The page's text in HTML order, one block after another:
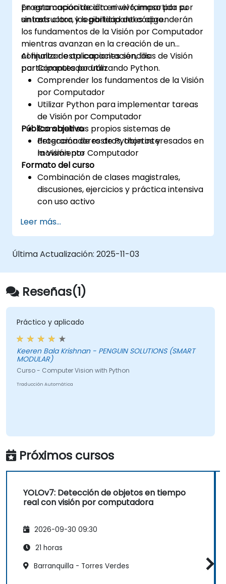
programación de alto nivel famoso por su
sintaxis clara y legibilidad del código.
En esta capacitación en vivo, impartida por
un instructor, los participantes aprenderán
los fundamentos de la Visión por Computador
mientras avanzan en la creación de un
conjunto de aplicaciones sencillas de Visión
por Computador utilizando Python.
Al finalizar esta capacitación, los
participantes podrán:
Comprender los fundamentos de la Visión
por Computador
Utilizar Python para implementar tareas
de Visión por Computador
Construir sus propios sistemas de
detección de rostros, objetos y
movimiento
Público objetivo
Programadores de Python interesados en
la Visión por Computador
Formato del curso
Combinación de clases magistrales,
discusiones, ejercicios y práctica intensiva
con uso activo
Leer más...
Última Actualización: 2025-11-03
Reseñas(1)
Práctico y aplicado
Keeren Bala Krishnan - PENGUIN SOLUTIONS (SMART
MODULAR)
Curso - Computer Vision with Python
Traducción Automática
Próximos cursos
YOLOv7: Detección de objetos en tiempo
real con visión por computadora
2026-09-30 09:30
21 horas
Barranquilla - Torres Verdes